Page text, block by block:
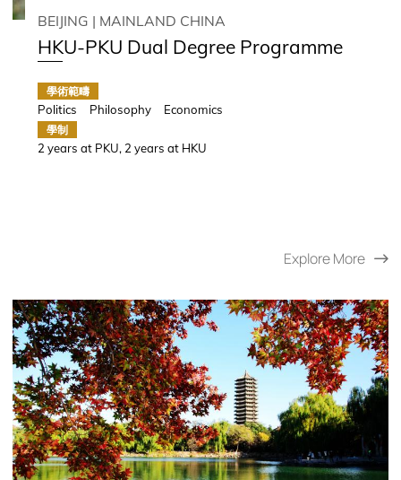
BEIJING | MAINLAND CHINA
HKU-PKU Dual Degree Programme
學術範疇
Politics Philosophy Economics
學制
2 years at PKU, 2 years at HKU
Explore More